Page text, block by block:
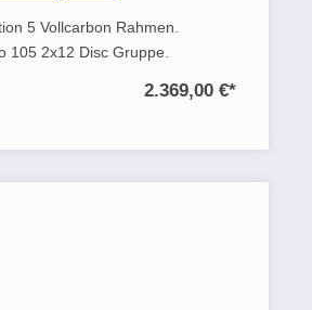
5 Vollcarbon Rahmen.
105 2x12 Disc Gruppe.
2.369,00 €*